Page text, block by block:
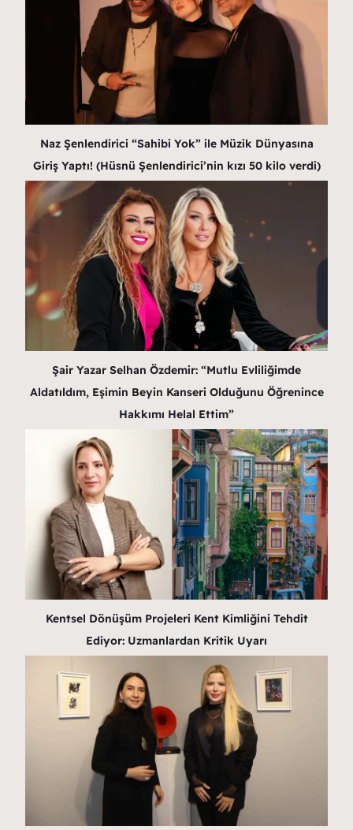
Naz Şenlendirici “Sahibi Yok” ile Müzik Dünyasına
Giriş Yaptı! (Hüsnü Şenlendirici’nin kızı 50 kilo verdi)
Şair Yazar Selhan Özdemir: “Mutlu Evliliğimde
Aldatıldım, Eşimin Beyin Kanseri Olduğunu Öğrenince
Hakkımı Helal Ettim”
Kentsel Dönüşüm Projeleri Kent Kimliğini Tehdit
Ediyor: Uzmanlardan Kritik Uyarı